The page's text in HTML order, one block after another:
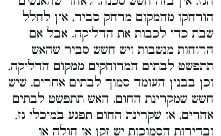
הורחקו מהמקום מרחק סביר, אין לחלל
שבת כדי לכבות את הדליקה. אבל אם
הרוחות מנשבות ויש חשש סביר שהאש
תתפשט לבתים המרוחקים ממקום הדליקה,
וכן בבנין העומד סמוך לבתים אחרים, שיש
חשש שמקרינת החום, האש תתפשט לבתים
אחרים, או שקרינת החום תפגע במיכלי גז,
ובדירות הסמוכות יש זקן או חולה או